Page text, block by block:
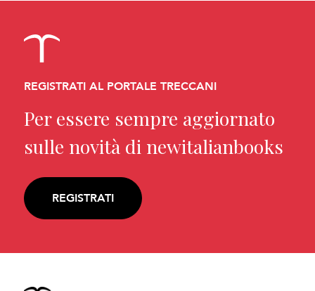
REGISTRATI AL PORTALE TRECCANI
Per essere sempre aggiornato
sulle novità di newitalianbooks
REGISTRATI